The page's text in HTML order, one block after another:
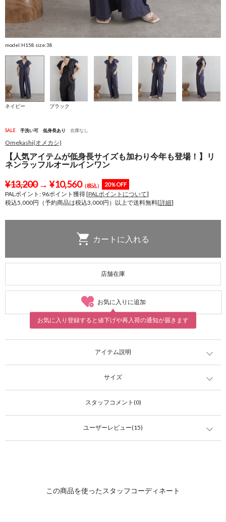
model:H158 size:38
ネイビー ブラック
SALE 手洗い可 低身長あり 在庫なし
Omekashi(オメカシ)
【人気アイテムが低身長サイズも加わり今年も登場！】リ
ネンラッフルオールインワン
¥13,200→ ¥10,560（税込） 20％OFF
PALポイント: 96ポイント獲得 [PALポイントについて]
税込5,000円（予約商品は税込3,000円）以上で送料無料[詳細]
店舗在庫
お気に入りに追加
お気に入り登録すると値下げや再入荷の通知が届きます
アイテム説明
サイズ
スタッフコメント(0)
ユーザーレビュー(15)